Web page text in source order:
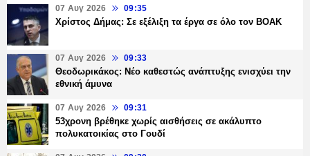
07 Αυγ 2026 09:35
Χρίστος Δήμας: Σε εξέλιξη τα έργα σε όλο τον ΒΟΑΚ
07 Αυγ 2026 09:33
Θεοδωρικάκος: Νέο καθεστώς ανάπτυξης ενισχύει την
εθνική άμυνα
07 Αυγ 2026 09:31
53χρονη βρέθηκε χωρίς αισθήσεις σε ακάλυπτο
πολυκατοικίας στο Γουδί